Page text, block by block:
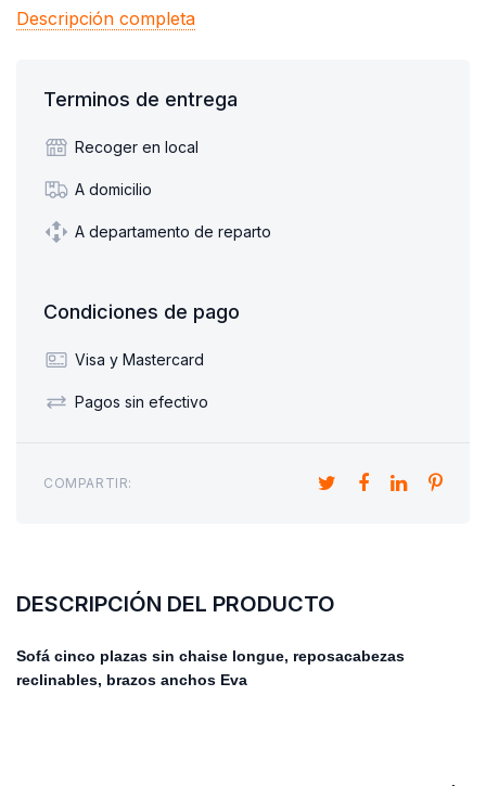
Descripción completa
Terminos de entrega
Recoger en local
A domicilio
A departamento de reparto
Condiciones de pago
Visa y Mastercard
Pagos sin efectivo
COMPARTIR:
DESCRIPCIÓN DEL PRODUCTO
Sofá cinco plazas sin chaise longue, reposacabezas
reclinables, brazos anchos Eva